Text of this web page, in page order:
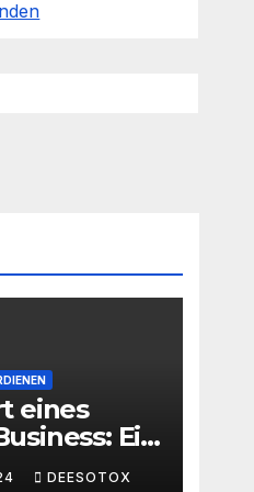
eines
Ein
DEESOTOX